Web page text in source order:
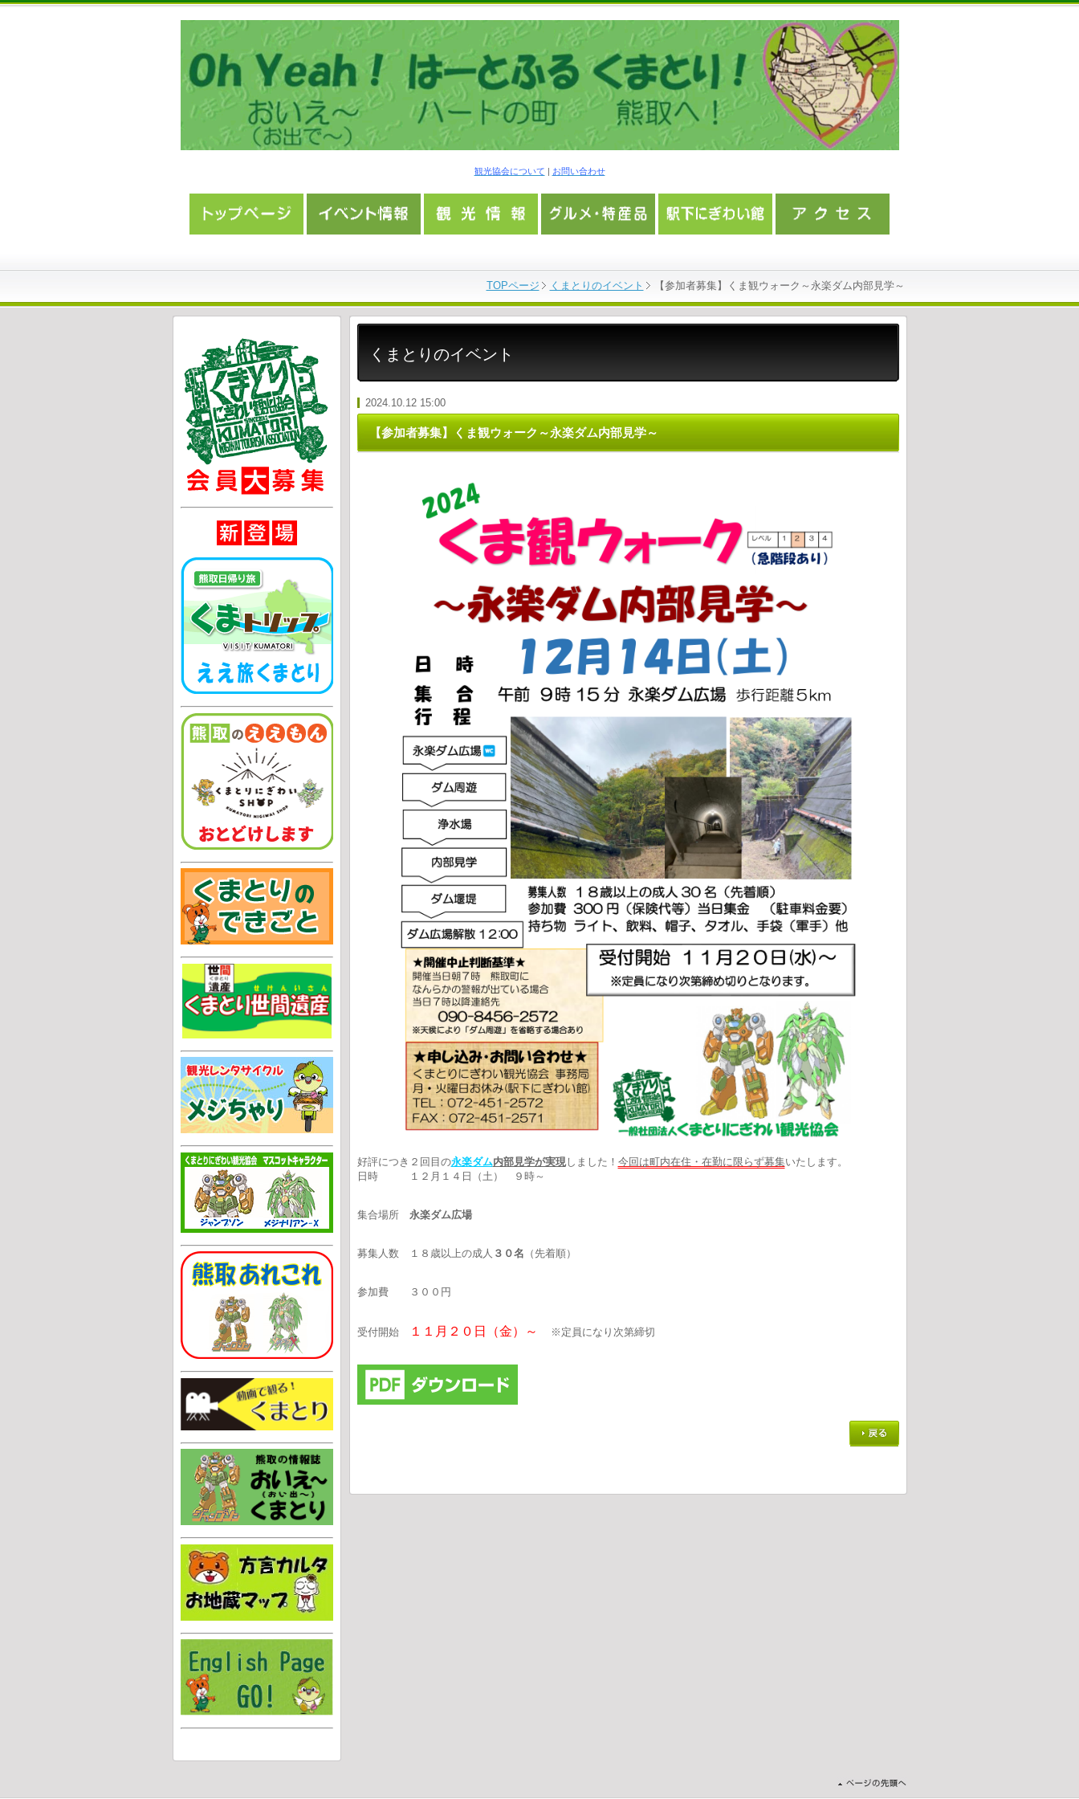
観光協会について | お問い合わせ
TOPページ くまとりのイベント 【参加者募集】くま観ウォーク～永楽ダム内部見学～
くまとりのイベント
2024.10.12 15:00
【参加者募集】くま観ウォーク～永楽ダム内部見学～
好評につき２回目の永楽ダム内部見学が実現しました！ 今回は町内在住・在勤に限らず募集いたします。
日時 １２月１４日（土） ９時～
集合場所 永楽ダム広場
募集人数 １８歳以上の成人 ３０名 （先着順）
参加費 ３００円
受付開始 １１月２０日（金）～ ※定員になり次第締切